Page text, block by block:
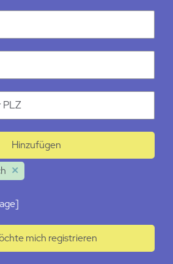
Hinzufügen
mich registrieren